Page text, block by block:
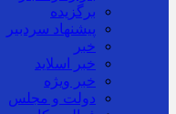
برگزیده
پیشنهاد سردبیر
خبر
خبر اسلايد
خبر ویژه
دولت و مجلس